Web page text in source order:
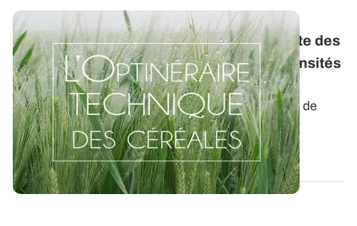
Pour une conduite économe et performante des
céréales : jusqu'où peut-on baisser les densités
de semis sans risque ?
Parmi les postes de charges à optimiser, la quantité de
semences utilisées offre une...
06 OCT. 2016